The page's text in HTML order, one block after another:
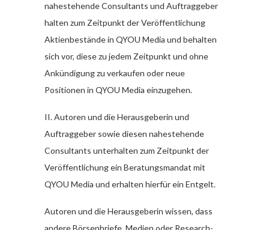
nahestehende Consultants und Auftraggeber
halten zum Zeitpunkt der Veröffentlichung
Aktienbestände in QYOU Media und behalten
sich vor, diese zu jedem Zeitpunkt und ohne
Ankündigung zu verkaufen oder neue
Positionen in QYOU Media einzugehen.
II. Autoren und die Herausgeberin und
Auftraggeber sowie diesen nahestehende
Consultants unterhalten zum Zeitpunkt der
Veröffentlichung ein Beratungsmandat mit
QYOU Media und erhalten hierfür ein Entgelt.
Autoren und die Herausgeberin wissen, dass
andere Börsenbriefe, Medien oder Research-